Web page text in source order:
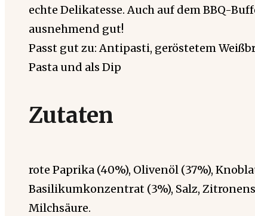
echte Delikatesse. Auch auf dem BBQ-
ausnehmend gut!
Passt gut zu: Antipasti, geröstetem
Pasta und als Dip
Zutaten
rote Paprika (40%), Olivenöl (37%),
Basilikumkonzentrat (3%), Salz,
Milchsäure.